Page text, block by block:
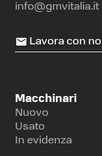
info@gmvitalia.it
Lavora con
Macchinari
Nuovo
Usato
In evidenza